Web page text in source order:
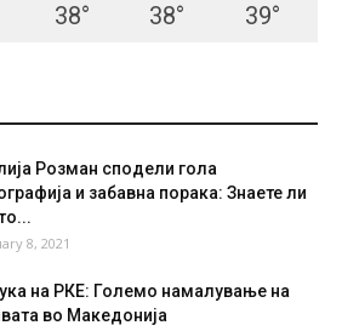
38° 38° 39°
Розман сподели гола
и забавна порака: Знаете ли
8, 2021
на РКЕ: Големо намалување на
во Македонија